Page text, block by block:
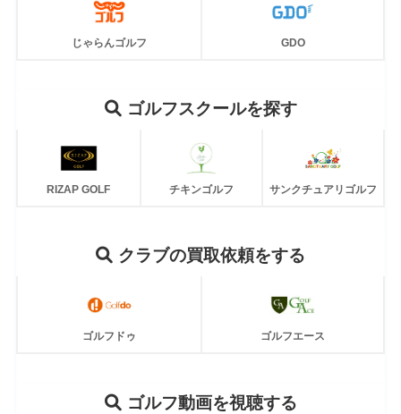
じゃらんゴルフ GDO
ゴルフスクールを探す
RIZAP GOLF チキンゴルフ サンクチュアリゴルフ
クラブの買取依頼をする
ゴルフドゥ ゴルフエース
ゴルフ動画を視聴する